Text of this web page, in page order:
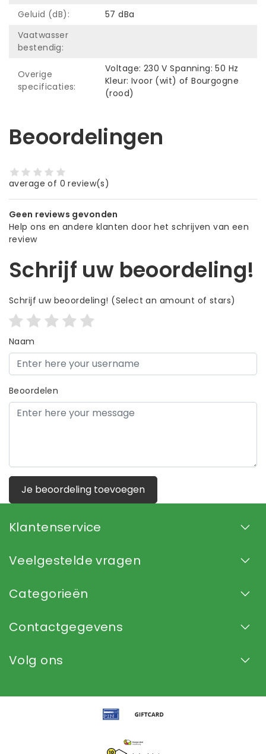
Geluid (dB):
57 dBa
Vaatwasser
bestendig:
Overige
specificaties:
Voltage: 230 V Spanning: 50 Hz
Kleur: Ivoor (wit) of Bourgogne
(rood)
Beoordelingen
average of 0 review(s)
Geen reviews gevonden
Help ons en andere klanten door het schrijven van een
review
Schrijf uw beoordeling!
Schrijf uw beoordeling! (Select an amount of stars)
Naam
Beoordelen
Je beoordeling toevoegen
Klantenservice
Veelgestelde vragen
Categorieën
Contactgegevens
Volg ons